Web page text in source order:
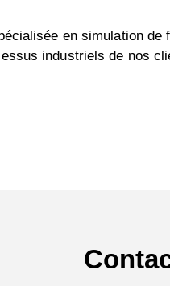
en simulation
industriels de nos